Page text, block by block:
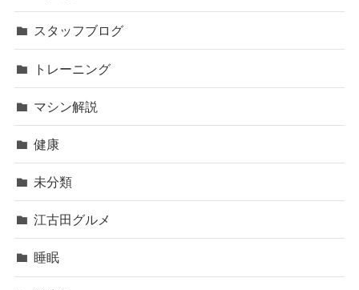
スタッフブログ
トレーニング
マシン解説
健康
未分類
江古田グルメ
睡眠